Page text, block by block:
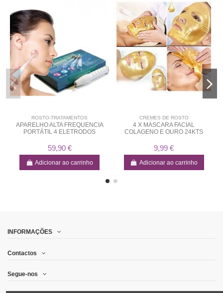
ROSTO-TRATAMENTOS
APARELHO ALTA FREQUENCIA
PORTÁTIL 4 ELETRODOS
59,90 €
Adicionar ao carrinho
CREMES DE ROSTO
4 X MASCARA FACIAL
COLAGENO E OURO 24KTS
9,99 €
Adicionar ao carrinho
INFORMAÇÕES
Contactos
Segue-nos